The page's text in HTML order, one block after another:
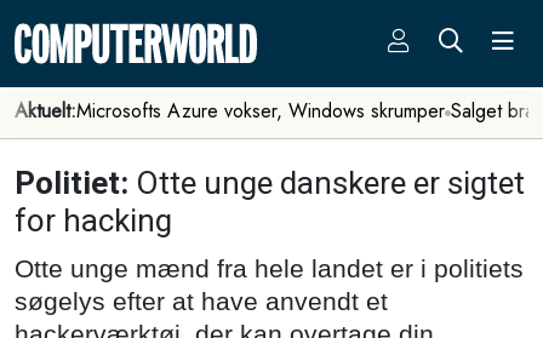
Aktuelt:Microsofts Azure vokser, Windows skrumper Salget
Politiet: Otte unge danskere er sigtet
for hacking
Otte unge mænd fra hele landet er i politiets
søgelys efter at have anvendt et